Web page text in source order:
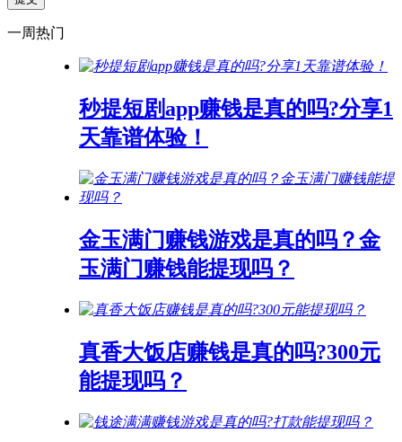
一周热门
秒提短剧app赚钱是真的吗?分享1
天靠谱体验！
金玉满门赚钱游戏是真的吗？金
玉满门赚钱能提现吗？
真香大饭店赚钱是真的吗?300元
能提现吗？